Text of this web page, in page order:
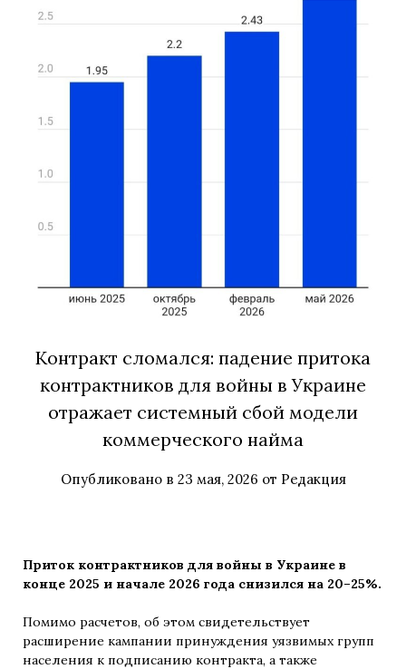
Контракт сломался: падение притока
контрактников для войны в Украине
отражает системный сбой модели
коммерческого найма
Опубликовано в 23 мая, 2026 от Редакция
Приток контрактников для войны в Украине в
конце 2025 и начале 2026 года снизился на 20–25%.
Помимо расчетов, об этом свидетельствует
расширение кампании принуждения уязвимых групп
населения к подписанию контракта, а также